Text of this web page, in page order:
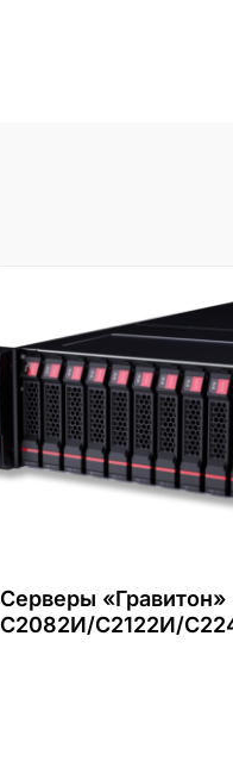
Серверы «Гравитон»
С2082И/С2122И/